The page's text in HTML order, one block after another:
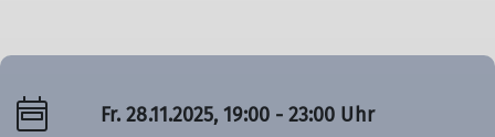
Fr. 28.11.2025, 19:00 - 23:00 Uhr